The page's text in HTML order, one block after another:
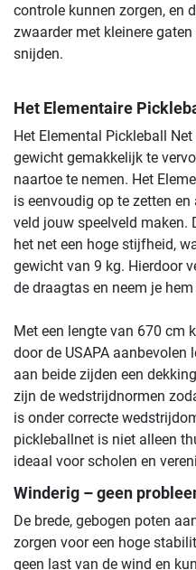
controle kunnen zorgen, en
zwaarder met kleinere
snijden.
Het Elementaire
Het Elemental Pickleball
gewicht gemakkelijk te
naartoe te nemen. Het
is eenvoudig op te zetten
veld jouw speelveld maken.
het net een hoge stijfheid,
gewicht van 9 kg. Hierdoor
de draagtas en neem je
Met een lengte van 670 cm
door de USAPA aanbevolen
aan beide zijden een
zijn de wedstrijdnormen
is onder correcte
pickleballnet is niet alleen
ideaal voor scholen en
Winderig – geen
De brede, gebogen poten
zorgen voor een hoge
geen last van de wind en